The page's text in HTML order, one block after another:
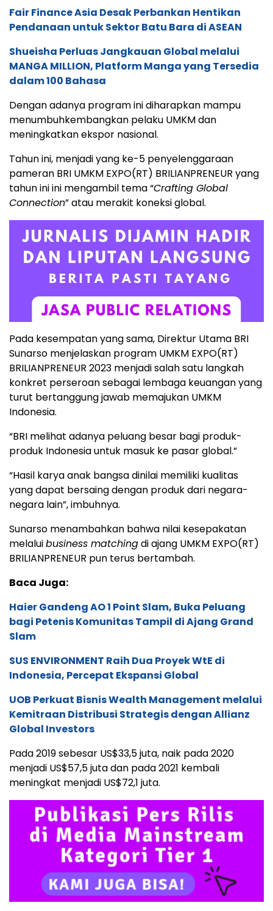
Fair Finance Asia Desak Perbankan Hentikan
Pendanaan untuk Sektor Batu Bara di ASEAN
Shueisha Perluas Jangkauan Global melalui
MANGA MILLION, Platform Manga yang Tersedia
dalam 100 Bahasa
Dengan adanya program ini diharapkan mampu
menumbuhkembangkan pelaku UMKM dan
meningkatkan ekspor nasional.
Tahun ini, menjadi yang ke-5 penyelenggaraan
pameran BRI UMKM EXPO(RT) BRILIANPRENEUR yang
tahun ini ini mengambil tema “Crafting Global
Connection” atau merakit koneksi global.
Pada kesempatan yang sama, Direktur Utama BRI
Sunarso menjelaskan program UMKM EXPO(RT)
BRILIANPRENEUR 2023 menjadi salah satu langkah
konkret perseroan sebagai lembaga keuangan yang
turut bertanggung jawab memajukan UMKM
Indonesia.
“BRI melihat adanya peluang besar bagi produk-
produk Indonesia untuk masuk ke pasar global.”
“Hasil karya anak bangsa dinilai memiliki kualitas
yang dapat bersaing dengan produk dari negara-
negara lain”, imbuhnya.
Sunarso menambahkan bahwa nilai kesepakatan
melaluibusiness matchingdi ajang UMKM EXPO(RT)
BRILIANPRENEUR pun terus bertambah.
Baca Juga:
Haier Gandeng AO 1 Point Slam, Buka Peluang
bagi Petenis Komunitas Tampil di Ajang Grand
Slam
SUS ENVIRONMENT Raih Dua Proyek WtE di
Indonesia, Percepat Ekspansi Global
UOB Perkuat Bisnis Wealth Management melalui
Kemitraan Distribusi Strategis dengan Allianz
Global Investors
Pada 2019 sebesar US$33,5 juta, naik pada 2020
menjadi US$57,5 juta dan pada 2021 kembali
meningkat menjadi US$72,1 juta.